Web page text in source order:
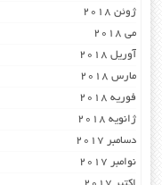
ژوئن 2018
می 2018
آوریل 2018
مارس 2018
فوریه 2018
ژانویه 2018
دسامبر 2017
نوامبر 2017